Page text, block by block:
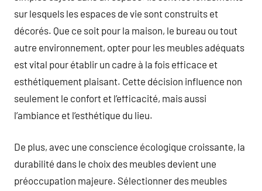
sur lesquels les espaces de vie sont construits et
décorés. Que ce soit pour la maison, le bureau ou tout
autre environnement, opter pour les meubles adéquats
est vital pour établir un cadre à la fois efficace et
esthétiquement plaisant. Cette décision influence non
seulement le confort et l’efficacité, mais aussi
l’ambiance et l’esthétique du lieu.
De plus, avec une conscience écologique croissante, la
durabilité dans le choix des meubles devient une
préoccupation majeure. Sélectionner des meubles